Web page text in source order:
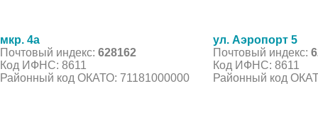
мкр. 4а
Почтовый индекс: 628162
Код ИФНС: 8611
Районный код ОКАТО: 71181000000
ул. Аэропорт 5
Почтовый индекс:
Код ИФНС: 8611
Районный код